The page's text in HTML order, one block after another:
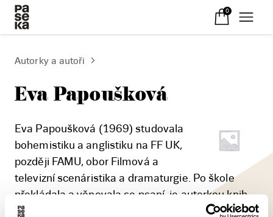
0
Autorky a autoři
Eva Papoušková
Eva Papoušková (1969) studovala
bohemistiku a anglistiku na FF UK,
později FAMU, obor Filmová a
televizní scenáristika a dramaturgie. Po škole
překládala a věnovala se psaní, je autorkou knih
pro děti jako Kosprd a Telecí či Cestování s